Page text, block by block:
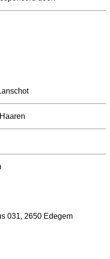
031, 2650 Edegem